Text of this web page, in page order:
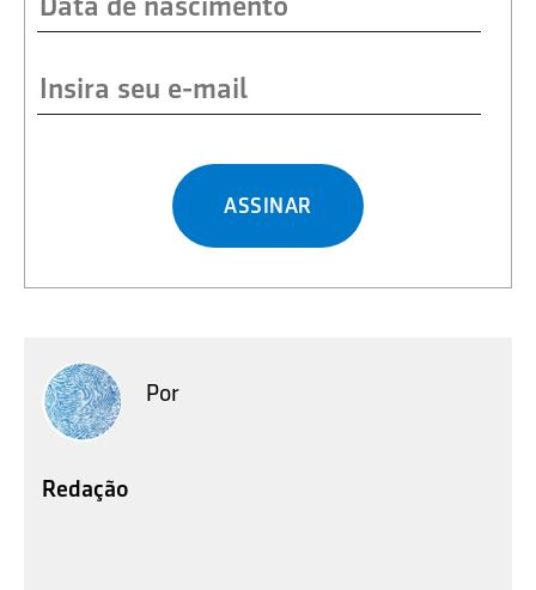
ASSINAR
Por
Redação